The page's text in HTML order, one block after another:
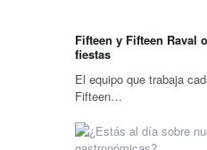
Fifteen y Fifteen Raval
fiestas
El equipo que trabaja
Fifteen…